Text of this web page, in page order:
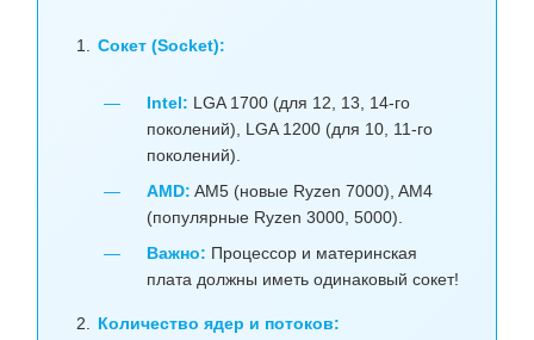
Сокет (Socket):
Intel: LGA 1700 (для 12, 13, 14-го
поколений), LGA 1200 (для 10, 11-го
поколений).
AMD: AM5 (новые Ryzen 7000), AM4
(популярные Ryzen 3000, 5000).
Важно: Процессор и материнская
плата должны иметь одинаковый сокет!
Количество ядер и потоков: